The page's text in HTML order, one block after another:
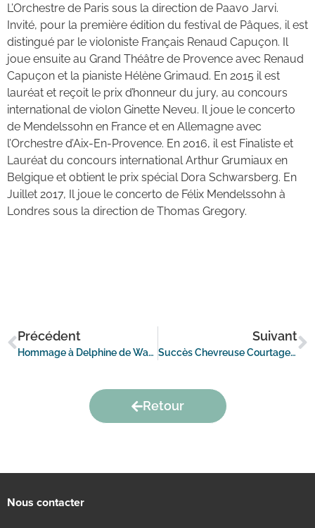
L’Orchestre de Paris sous la direction de Paavo Jarvi.
Invité, pour la première édition du festival de Pâques, il est
distingué par le violoniste Français Renaud Capuçon. Il
joue ensuite au Grand Théâtre de Provence avec Renaud
Capuçon et la pianiste Hélène Grimaud. En 2015 il est
lauréat et reçoit le prix d’honneur du jury, au concours
international de violon Ginette Neveu. Il joue le concerto
de Mendelssohn en France et en Allemagne avec
l’Orchestre d’Aix-En-Provence. En 2016, il est Finaliste et
Lauréat du concours international Arthur Grumiaux en
Belgique et obtient le prix spécial Dora Schwarsberg. En
Juillet 2017, Il joue le concerto de Félix Mendelssohn à
Londres sous la direction de Thomas Gregory.
Précédent
Hommage à Delphine de Warren
Suivant
Succès Chevreuse Courtage au Congrès des EPL !
Retour
Nous contacter